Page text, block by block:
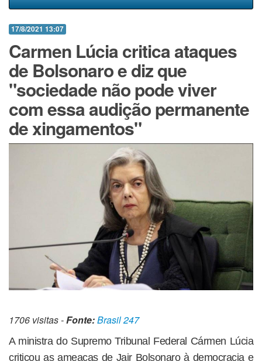
17/8/2021 13:07
Carmen Lúcia critica ataques
de Bolsonaro e diz que
"sociedade não pode viver
com essa audição permanente
de xingamentos"
1706 visitas -Fonte:Brasil 247
A ministra do Supremo Tribunal Federal Cármen Lúcia
criticou as ameaças de Jair Bolsonaro à democracia e